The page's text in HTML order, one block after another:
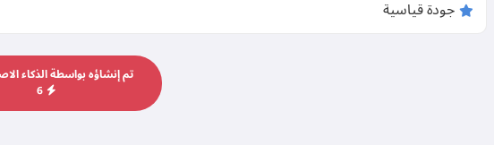
تم إنشاؤه بواسطة الذكاء
6